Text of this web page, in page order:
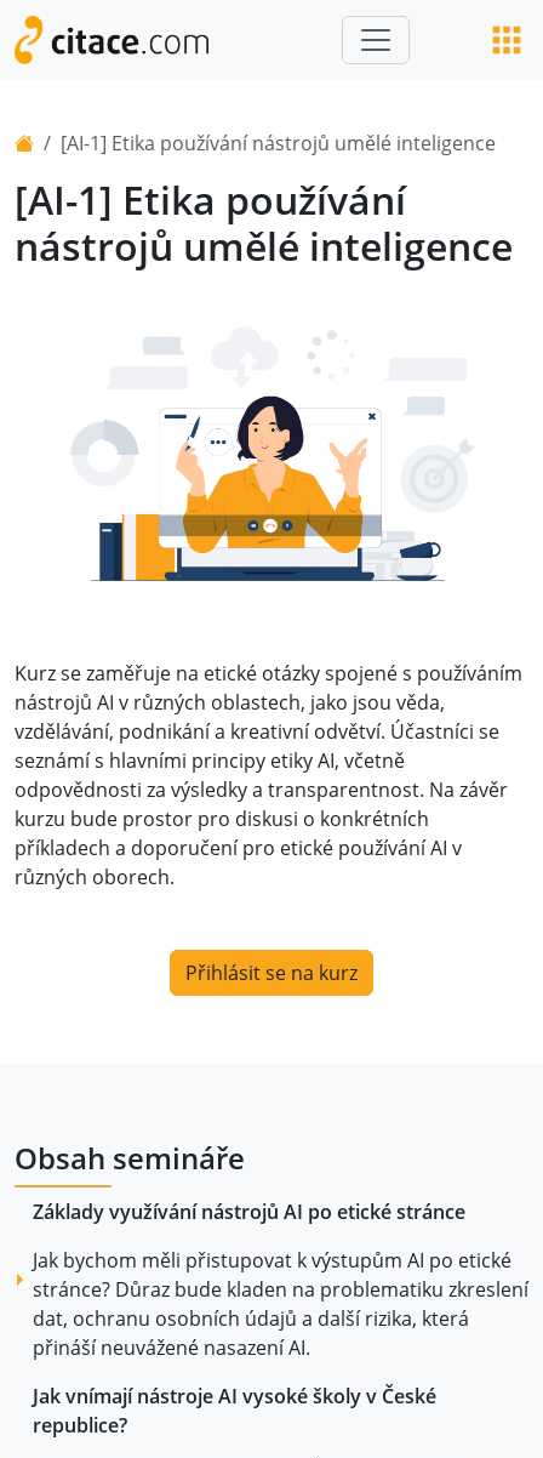
[AI-1] Etika používání nástrojů umělé inteligence
[AI-1] Etika používání
nástrojů umělé inteligence
Kurz se zaměřuje na etické otázky spojené s používáním
nástrojů AI v různých oblastech, jako jsou věda,
vzdělávání, podnikání a kreativní odvětví. Účastníci se
seznámí s hlavními principy etiky AI, včetně
odpovědnosti za výsledky a transparentnost. Na závěr
kurzu bude prostor pro diskusi o konkrétních
příkladech a doporučení pro etické používání AI v
různých oborech.
Přihlásit se na kurz
Obsah semináře
Základy využívání nástrojů AI po etické stránce
Jak bychom měli přistupovat k výstupům AI po etické
stránce? Důraz bude kladen na problematiku zkreslení
dat, ochranu osobních údajů a další rizika, která
přináší neuvážené nasazení AI.
Jak vnímají nástroje AI vysoké školy v České
republice?